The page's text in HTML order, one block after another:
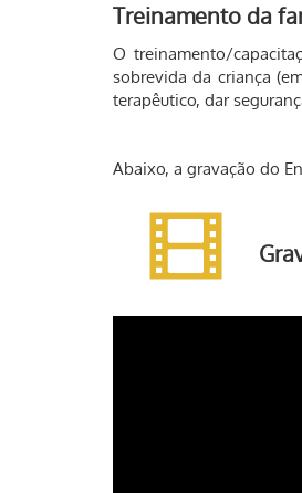
Treinamento da
O treinamento/
sobrevida da criança
terapêutico, dar
Abaixo, a gravação do